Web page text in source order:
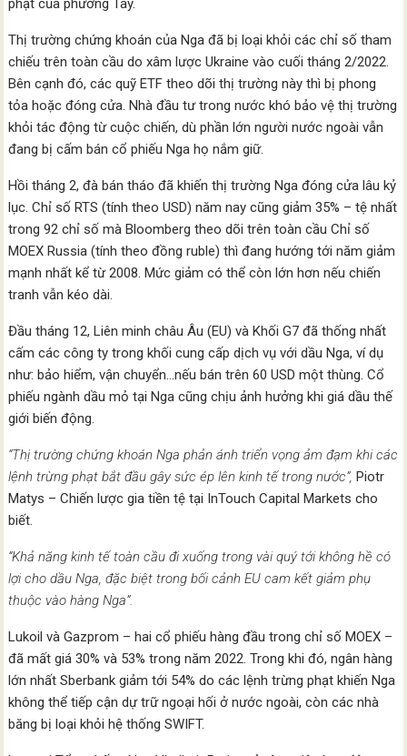
phạt của phương Tây.
Thị trường chứng khoán của Nga đã bị loại khỏi các chỉ số tham
chiếu trên toàn cầu do xâm lược Ukraine vào cuối tháng 2/2022.
Bên cạnh đó, các quỹ ETF theo dõi thị trường này thì bị phong
tỏa hoặc đóng cửa. Nhà đầu tư trong nước khó bảo vệ thị trường
khỏi tác động từ cuộc chiến, dù phần lớn người nước ngoài vẫn
đang bị cấm bán cổ phiếu Nga họ nắm giữ.
Hồi tháng 2, đà bán tháo đã khiến thị trường Nga đóng cửa lâu kỷ
lục. Chỉ số RTS (tính theo USD) năm nay cũng giảm 35% – tệ nhất
trong 92 chỉ số mà Bloomberg theo dõi trên toàn cầu Chỉ số
MOEX Russia (tính theo đồng ruble) thì đang hướng tới năm giảm
mạnh nhất kể từ 2008. Mức giảm có thể còn lớn hơn nếu chiến
tranh vẫn kéo dài.
Đầu tháng 12, Liên minh châu Âu (EU) và Khối G7 đã thống nhất
cấm các công ty trong khối cung cấp dịch vụ với dầu Nga, ví dụ
như: bảo hiểm, vận chuyển…nếu bán trên 60 USD một thùng. Cổ
phiếu ngành dầu mỏ tại Nga cũng chịu ảnh hưởng khi giá dầu thế
giới biến động.
“Thị trường chứng khoán Nga phản ánh triển vọng ảm đạm khi các
lệnh trừng phạt bắt đầu gây sức ép lên kinh tế trong nước”, Piotr
Matys – Chiến lược gia tiền tệ tại InTouch Capital Markets cho
biết.
“Khả năng kinh tế toàn cầu đi xuống trong vài quý tới không hề có
lợi cho dầu Nga, đặc biệt trong bối cảnh EU cam kết giảm phụ
thuộc vào hàng Nga”.
Lukoil và Gazprom – hai cổ phiếu hàng đầu trong chỉ số MOEX –
đã mất giá 30% và 53% trong năm 2022. Trong khi đó, ngân hàng
lớn nhất Sberbank giảm tới 54% do các lệnh trừng phạt khiến Nga
không thể tiếp cận dự trữ ngoại hối ở nước ngoài, còn các nhà
băng bị loại khỏi hệ thống SWIFT.